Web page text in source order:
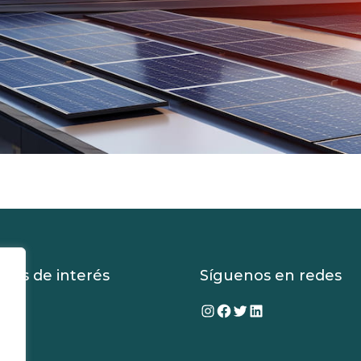
de interés Síguenos en redes
Instagram
Facebook
Twitter
LinkedIn